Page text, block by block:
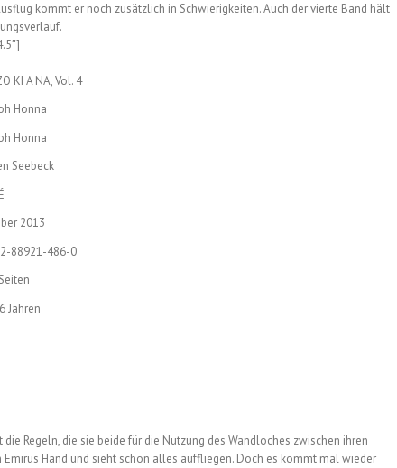
kommt er noch zusätzlich in Schwierigkeiten. Auch der vierte Band hält
KI A NA, Vol. 4
Honna
Honna
Seebeck
2013
88921-486-0
Jahren
Regeln, die sie beide für die Nutzung des Wandloches zwischen ihren
Hand und sieht schon alles auffliegen. Doch es kommt mal wieder